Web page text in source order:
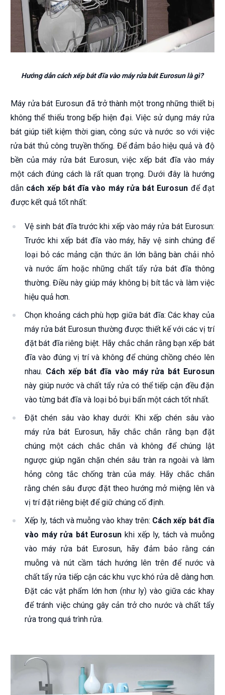
Hướng dẫn cách xếp bát đĩa vào máy rửa bát Eurosun là gì?
Máy rửa bát Eurosun đã trở thành một trong những thiết bị
không thể thiếu trong bếp hiện đại. Việc sử dụng máy rửa
bát giúp tiết kiệm thời gian, công sức và nước so với việc
rửa bát thủ công truyền thống. Để đảm bảo hiệu quả và độ
bền của máy rửa bát Eurosun, việc xếp bát đĩa vào máy
một cách đúng cách là rất quan trọng. Dưới đây là hướng
dẫn cách xếp bát đĩa vào máy rửa bát Eurosun để đạt
được kết quả tốt nhất:
Vệ sinh bát đĩa trước khi xếp vào máy rửa bát Eurosun:
Trước khi xếp bát đĩa vào máy, hãy vệ sinh chúng để
loại bỏ các mảng cặn thức ăn lớn bằng bàn chải nhỏ
và nước ấm hoặc những chất tẩy rửa bát đĩa thông
thường. Điều này giúp máy không bị bít tắc và làm việc
hiệu quả hơn.
Chọn khoảng cách phù hợp giữa bát đĩa: Các khay của
máy rửa bát Eurosun thường được thiết kế với các vị trí
đặt bát đĩa riêng biệt. Hãy chắc chắn rằng bạn xếp bát
đĩa vào đúng vị trí và không để chúng chồng chéo lên
nhau. Cách xếp bát đĩa vào máy rửa bát Eurosun
này giúp nước và chất tẩy rửa có thể tiếp cận đều đặn
vào từng bát đĩa và loại bỏ bụi bẩn một cách tốt nhất.
Đặt chén sâu vào khay dưới: Khi xếp chén sâu vào
máy rửa bát Eurosun, hãy chắc chắn rằng bạn đặt
chúng một cách chắc chắn và không để chúng lật
ngược giúp ngăn chặn chén sâu tràn ra ngoài và làm
hỏng công tắc chống tràn của máy. Hãy chắc chắn
rằng chén sâu được đặt theo hướng mở miệng lên và
vị trí đặt riêng biệt để giữ chúng cố định.
Xếp ly, tách và muỗng vào khay trên: Cách xếp bát đĩa
vào máy rửa bát Eurosun khi xếp ly, tách và muỗng
vào máy rửa bát Eurosun, hãy đảm bảo rằng cán
muỗng và nút cầm tách hướng lên trên để nước và
chất tẩy rửa tiếp cận các khu vực khó rửa dễ dàng hơn.
Đặt các vật phẩm lớn hơn (như ly) vào giữa các khay
để tránh việc chúng gây cản trở cho nước và chất tẩy
rửa trong quá trình rửa.